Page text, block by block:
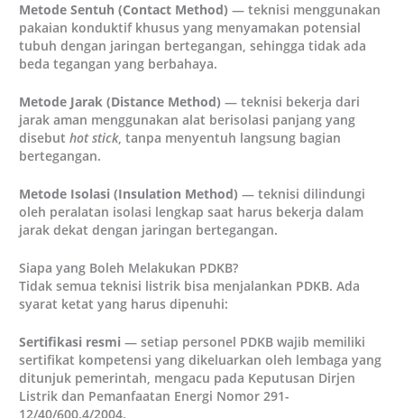
Metode Sentuh (Contact Method) — teknisi menggunakan
pakaian konduktif khusus yang menyamakan potensial
tubuh dengan jaringan bertegangan, sehingga tidak ada
beda tegangan yang berbahaya.
Metode Jarak (Distance Method) — teknisi bekerja dari
jarak aman menggunakan alat berisolasi panjang yang
disebuthot stick, tanpa menyentuh langsung bagian
bertegangan.
Metode Isolasi (Insulation Method) — teknisi dilindungi
oleh peralatan isolasi lengkap saat harus bekerja dalam
jarak dekat dengan jaringan bertegangan.
Siapa yang Boleh Melakukan PDKB?
Tidak semua teknisi listrik bisa menjalankan PDKB. Ada
syarat ketat yang harus dipenuhi:
Sertifikasi resmi — setiap personel PDKB wajib memiliki
sertifikat kompetensi yang dikeluarkan oleh lembaga yang
ditunjuk pemerintah, mengacu pada Keputusan Dirjen
Listrik dan Pemanfaatan Energi Nomor 291-
12/40/600.4/2004.